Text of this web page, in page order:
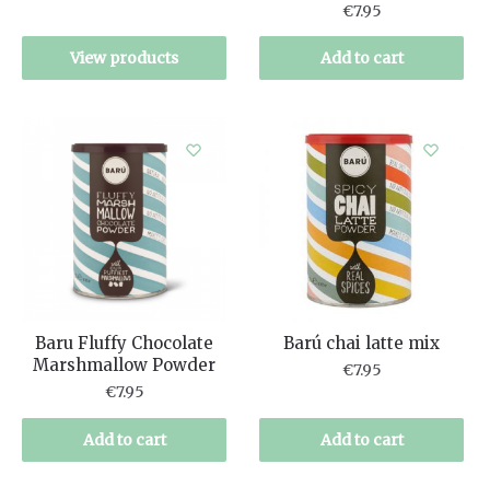
View products
€7.95
Add to cart
Baru Fluffy Chocolate
Marshmallow Powder
€7.95
Add to cart
Barú chai latte mix
€7.95
Add to cart